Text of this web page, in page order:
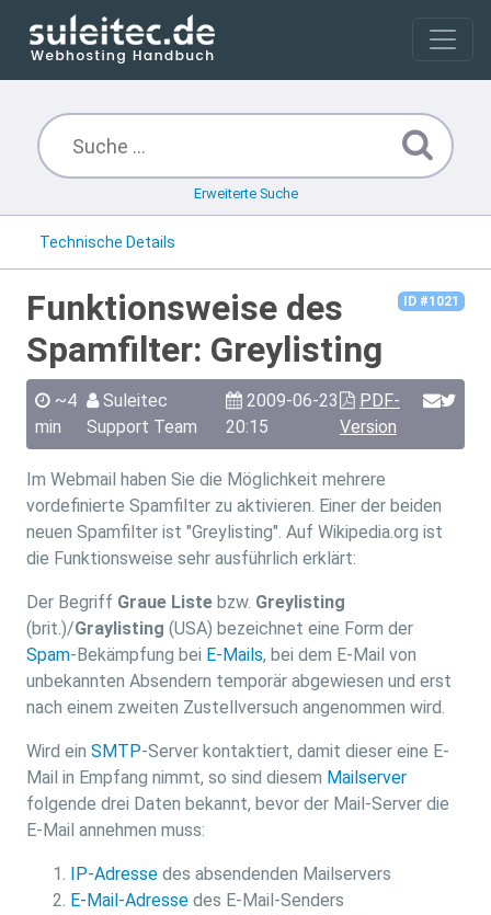
Erweiterte Suche
Technische Details
ID #1021
Funktionsweise des
Spamfilter: Greylisting
~4
min
Suleitec
Support Team
2009-06-23
20:15
PDF-
Version
Im Webmail haben Sie die Möglichkeit mehrere
vordefinierte Spamfilter zu aktivieren. Einer der beiden
neuen Spamfilter ist "Greylisting". Auf Wikipedia.org ist
die Funktionsweise sehr ausführlich erklärt:
Der Begriff Graue Liste bzw. Greylisting
(brit.)/Graylisting (USA) bezeichnet eine Form der
Spam-Bekämpfung bei E-Mails, bei dem E-Mail von
unbekannten Absendern temporär abgewiesen und erst
nach einem zweiten Zustellversuch angenommen wird.
Wird ein SMTP-Server kontaktiert, damit dieser eine E-
Mail in Empfang nimmt, so sind diesem Mailserver
folgende drei Daten bekannt, bevor der Mail-Server die
E-Mail annehmen muss:
IP-Adresse des absendenden Mailservers
E-Mail-Adresse des E-Mail-Senders